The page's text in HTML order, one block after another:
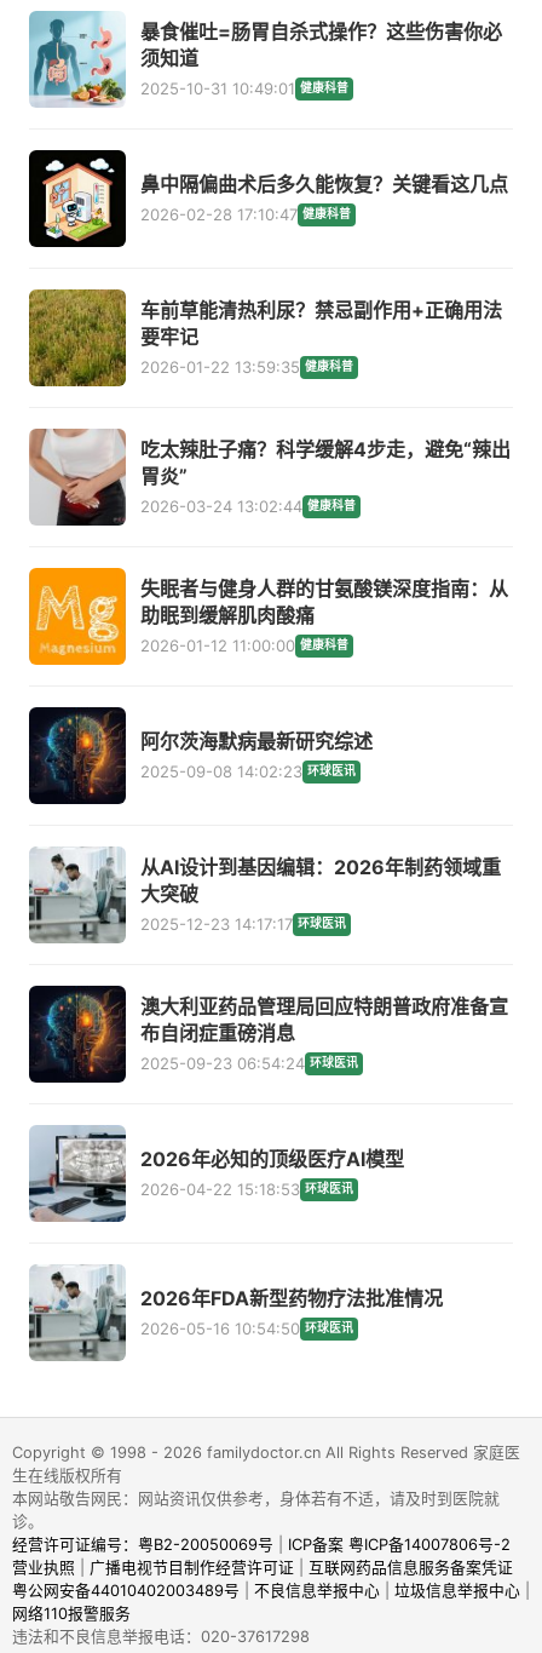
暴食催吐=肠胃自杀式操作？这些伤害你必
须知道
2025-10-31 10:49:01 健康科普
鼻中隔偏曲术后多久能恢复？关键看这几点
2026-02-28 17:10:47 健康科普
车前草能清热利尿？禁忌副作用+正确用法
要牢记
2026-01-22 13:59:35 健康科普
吃太辣肚子痛？科学缓解4步走，避免“辣出
胃炎”
2026-03-24 13:02:44 健康科普
失眠者与健身人群的甘氨酸镁深度指南：从
助眠到缓解肌肉酸痛
2026-01-12 11:00:00 健康科普
阿尔茨海默病最新研究综述
2025-09-08 14:02:23 环球医讯
从AI设计到基因编辑：2026年制药领域重
大突破
2025-12-23 14:17:17 环球医讯
澳大利亚药品管理局回应特朗普政府准备宣
布自闭症重磅消息
2025-09-23 06:54:24 环球医讯
2026年必知的顶级医疗AI模型
2026-04-22 15:18:53 环球医讯
2026年FDA新型药物疗法批准情况
2026-05-16 10:54:50 环球医讯
Copyright © 1998 - 2026 familydoctor.cn All Rights Reserved 家庭医
生在线版权所有
本网站敬告网民：网站资讯仅供参考，身体若有不适，请及时到医院就
诊。
经营许可证编号：粤B2-20050069号
ICP备案 粤ICP备14007806号-2
营业执照
广播电视节目制作经营许可证
互联网药品信息服务备案凭证
粤公网安备44010402003489号
不良信息举报中心| 垃圾信息举报中心|
网络110报警服务
违法和不良信息举报电话：020-37617298